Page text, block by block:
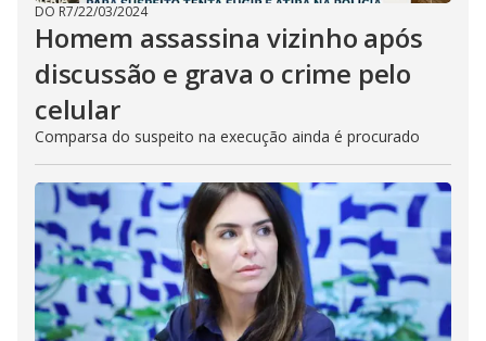
DO R7/22/03/2024
Homem assassina vizinho após
discussão e grava o crime pelo
celular
Comparsa do suspeito na execução ainda é procurado